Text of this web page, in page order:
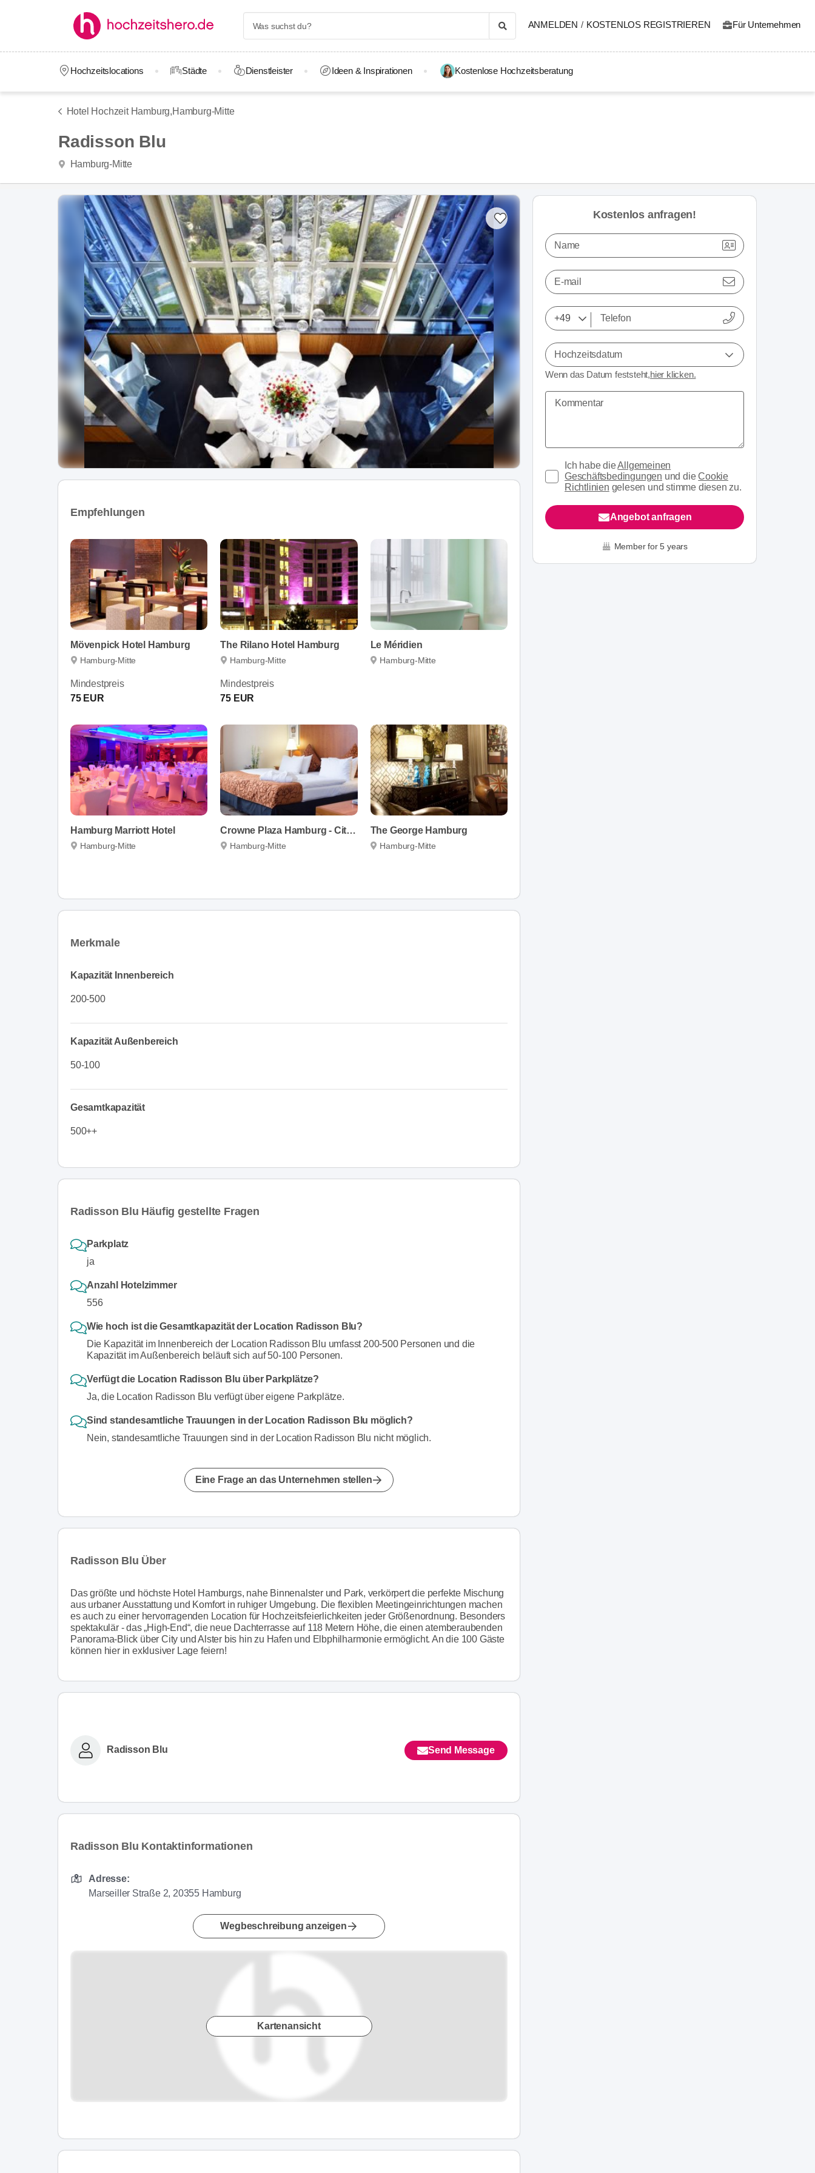
ANMELDEN / KOSTENLOS REGISTRIEREN Für Unternehmen
Hochzeitslocations Städte Dienstleister Ideen & Inspirationen Kostenlose Hochzeitsberatung
Hotel Hochzeit Hamburg,Hamburg-Mitte
Radisson Blu
Hamburg-Mitte
Empfehlungen
Mövenpick Hotel Hamburg
Hamburg-Mitte
Mindestpreis
75 EUR
The Rilano Hotel Hamburg
Hamburg-Mitte
Mindestpreis
75 EUR
Le Méridien
Hamburg-Mitte
Hamburg Marriott Hotel
Hamburg-Mitte
Crowne Plaza Hamburg - City Alster
Hamburg-Mitte
The George Hamburg
Hamburg-Mitte
Merkmale
Kapazität Innenbereich
200-500
Kapazität Außenbereich
50-100
Gesamtkapazität
500++
Radisson Blu Häufig gestellte Fragen
Parkplatz
ja
Anzahl Hotelzimmer
556
Wie hoch ist die Gesamtkapazität der Location Radisson Blu?
Die Kapazität im Innenbereich der Location Radisson Blu umfasst 200-500 Personen und die
Kapazität im Außenbereich beläuft sich auf 50-100 Personen.
Verfügt die Location Radisson Blu über Parkplätze?
Ja, die Location Radisson Blu verfügt über eigene Parkplätze.
Sind standesamtliche Trauungen in der Location Radisson Blu möglich?
Nein, standesamtliche Trauungen sind in der Location Radisson Blu nicht möglich.
Eine Frage an das Unternehmen stellen
Radisson Blu Über
Das größte und höchste Hotel Hamburgs, nahe Binnenalster und Park, verkörpert die perfekte Mischung
aus urbaner Ausstattung und Komfort in ruhiger Umgebung. Die flexiblen Meetingeinrichtungen machen
es auch zu einer hervorragenden Location für Hochzeitsfeierlichkeiten jeder Größenordnung. Besonders
spektakulär - das „High-End“, die neue Dachterrasse auf 118 Metern Höhe, die einen atemberaubenden
Panorama-Blick über City und Alster bis hin zu Hafen und Elbphilharmonie ermöglicht. An die 100 Gäste
können hier in exklusiver Lage feiern!
Radisson Blu Send Message
Radisson Blu Kontaktinformationen
Adresse:
Marseiller Straße 2, 20355 Hamburg
Wegbeschreibung anzeigen
Kartenansicht
Kostenlos anfragen!
Name
E-mail
Hochzeitsdatum
Wenn das Datum feststeht,hier klicken.
Ich habe dieAllgemeinen
Geschäftsbedingungen und dieCookie
Richtlinien gelesen und stimme diesen zu.
Angebot anfragen
Member for 5 years